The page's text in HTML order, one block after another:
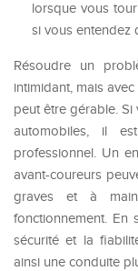
lorsque vous
si vous entendez
Résoudre un
intimidant, mais
peut être gérable. Si
automobiles, il
professionnel. Un
avant-coureurs
graves et à
fonctionnement. En
sécurité et la
ainsi une conduite